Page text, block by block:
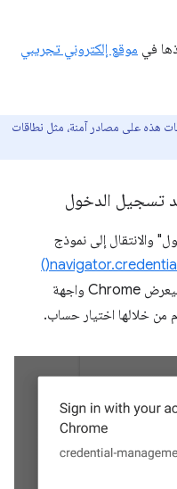
في موقع إلكتروني تجريبي
هذه على مصادر آمنة، مثل نطاقات
تسجيل الدخول
والانتقال إلى نموذج
للحصول على معلومات بيانات الاعتماد. سيعرض Chrome واجهة
من خلالها اختيار حساب.